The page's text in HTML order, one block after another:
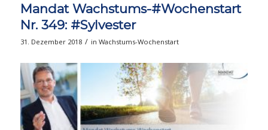
Mandat Wachstums-#Wochenstart
Nr. 349: #Sylvester
31. Dezember 2018 / in Wachstums-Wochenstart